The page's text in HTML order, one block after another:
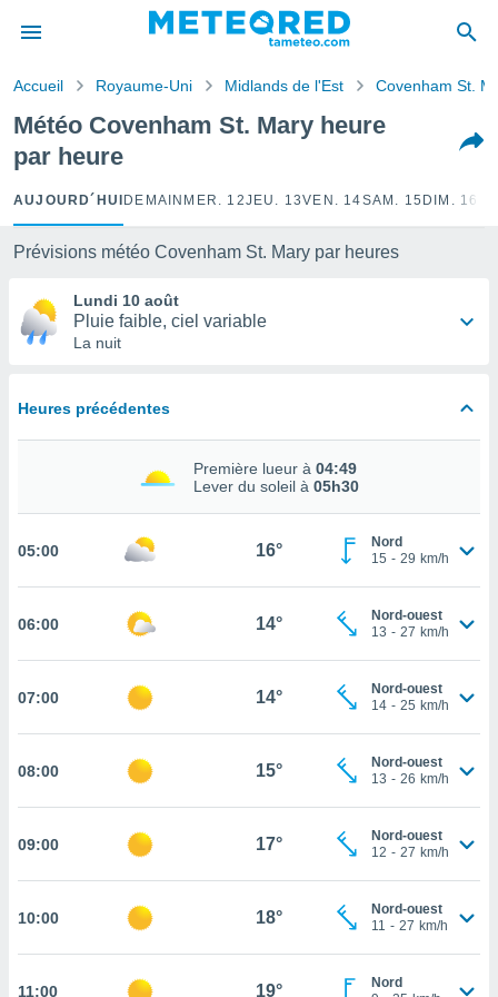
de
a
par
en
des
par le
de
des
sur
»,
CONTINUER
Accueil Royaume-Uni Midlands de l'Est Covenham St.
Météo Covenham St. Mary heure
par heure
AUJOURD´HUI DEMAIN MER. 12JEU. 13VEN. 14SAM. 15 DIM. 16
Prévisions météo Covenham St. Mary par heures
Lundi 10 août
Pluie faible, ciel variable
La nuit
Heures précédentes
Première lueur à 04:49
Lever du soleil à 05h30
05:00 16°
Nord
15 - 29 km/h
06:00 14°
Nord-ouest
13 - 27 km/h
07:00 14°
Nord-ouest
14 - 25 km/h
08:00 15°
Nord-ouest
13 - 26 km/h
09:00 17°
Nord-ouest
12 - 27 km/h
10:00 18°
Nord-ouest
11 - 27 km/h
11:00 19°
Nord